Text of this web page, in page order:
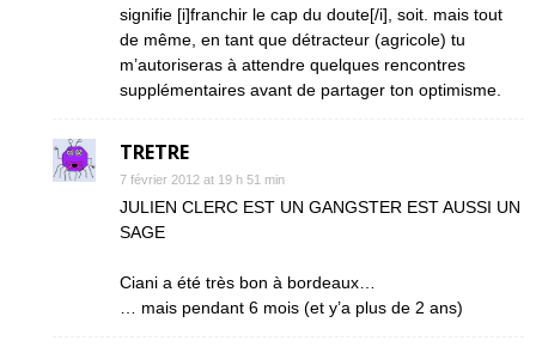
signifie [i]franchir le cap du doute[/i], soit. mais tout
de même, en tant que détracteur (agricole) tu
m’autoriseras à attendre quelques rencontres
supplémentaires avant de partager ton optimisme.
TRETRE
7 février 2012 at 19 h 51 min
JULIEN CLERC EST UN GANGSTER EST AUSSI UN
SAGE
Ciani a été très bon à bordeaux…
… mais pendant 6 mois (et y’a plus de 2 ans)